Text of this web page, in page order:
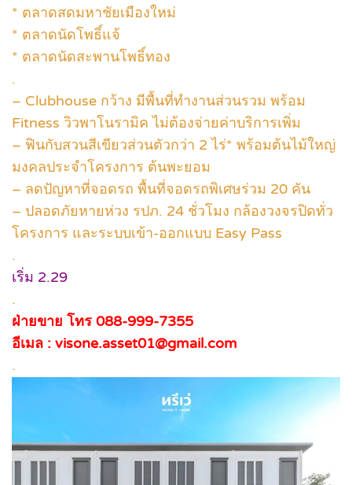
* ตลาดสดมหาชัยเมืองใหม่
* ตลาดนัดโพธิ์แจ้
* ตลาดนัดสะพานโพธิ์ทอง
.
– Clubhouse กว้าง มีพื้นที่ทำงานส่วนรวม พร้อม
Fitness วิวพาโนรามิค ไม่ต้องจ่ายค่าบริการเพิ่ม
– ฟินกับสวนสีเขียวส่วนตัวกว่า 2 ไร่* พร้อมต้นไม้ใหญ่
มงคลประจำโครงการ ต้นพะยอม
– ลดปัญหาที่จอดรถ พื้นที่จอดรถพิเศษร่วม 20 คัน
– ปลอดภัยหายห่วง รปภ. 24 ชั่วโมง กล้องวงจรปิดทั่ว
โครงการ และระบบเข้า-ออกแบบ Easy Pass
.
เริ่ม 2.29
.
ฝ่ายขาย โทร 088-999-7355
อีเมล : visone.asset01@gmail.com
.